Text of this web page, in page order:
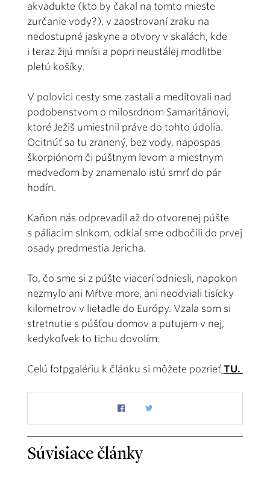
akvadukte (kto by čakal na tomto mieste
zurčanie vody?), v zaostrovaní zraku na
nedostupné jaskyne a otvory v skalách, kde
i teraz žijú mnísi a popri neustálej modlitbe
pletú košíky.
V polovici cesty sme zastali a meditovali nad
podobenstvom o milosrdnom Samaritánovi,
ktoré Ježiš umiestnil práve do tohto údolia.
Ocitnúť sa tu zranený, bez vody, napospas
škorpiónom či púštnym levom a miestnym
medveďom by znamenalo istú smrť do pár
hodín.
Kaňon nás odprevadil až do otvorenej púšte
s páliacim slnkom, odkiaľ sme odbočili do prvej
osady predmestia Jericha.
To, čo sme si z púšte viacerí odniesli, napokon
nezmylo ani Mŕtve more, ani neodviali tisícky
kilometrov v lietadle do Európy. Vzala som si
stretnutie s púšťou domov a putujem v nej,
kedykoľvek to tichu dovolím.
Celú fotpgalériu k článku si môžete pozrieť TU.
Súvisiace články